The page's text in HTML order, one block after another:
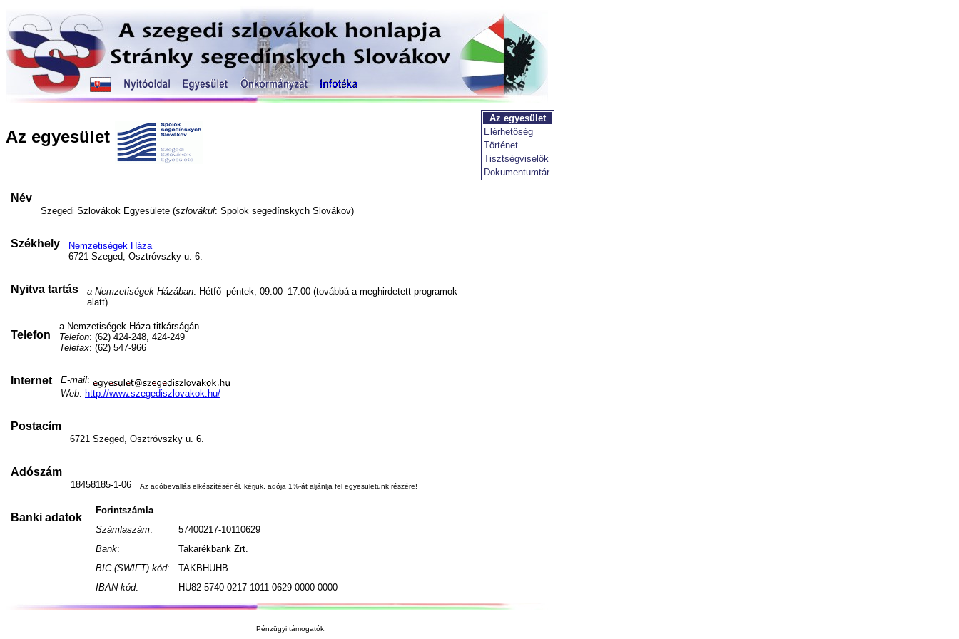
Az egyesület
Név
Szegedi Szlovákok Egyesülete (szlovákul: Spolok segedínskych Slovákov)
Székhely
Nemzetiségek Háza
6721 Szeged, Osztróvszky u. 6.
Nyitva tartás a Nemzetiségek Házában: Hétfő–péntek, 09:00–17:00 (továbbá a meghirdetett programok
alatt)
Telefon
a Nemzetiségek Háza titkárságán
Telefon: (62) 424-248, 424-249
Telefax: (62) 547-966
Internet E-mail:
Web: http://www.szegediszlovakok.hu/
Postacím
6721 Szeged, Osztróvszky u. 6.
Adószám
18458185-1-06 Az adóbevallás elkészítésénél, kérjük, adója 1%-át aljánlja fel egyesületünk részére!
Banki adatok
Forintszámla
Számlaszám:
57400217-10110629
Bank:
Takarékbank Zrt.
BIC (SWIFT) kód:
TAKBHUHB
IBAN-kód: HU82 5740 0217 1011 0629 0000 0000
Az egyesület
Elérhetőség
Történet
Tisztségviselők
Dokumentumtár
Pénzügyi támogatók: